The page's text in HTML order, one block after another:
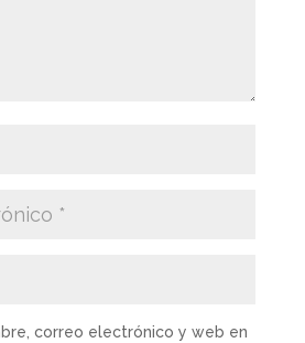
correo electrónico y web en